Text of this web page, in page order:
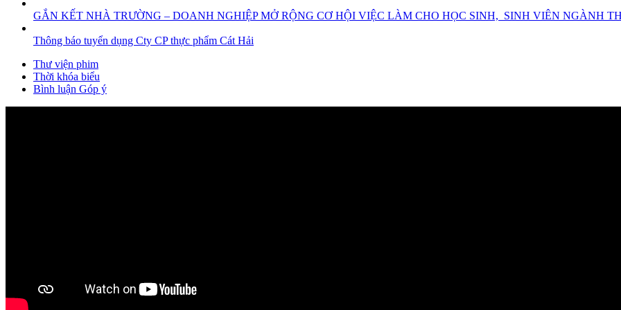
GẮN KẾT NHÀ TRƯỜNG – DOANH NGHIỆP MỞ RỘNG CƠ HỘI VIỆC LÀM CHO HỌC SINH, SINH VIÊN NGÀNH
Thông báo tuyển dụng Cty CP thực phẩm Cát Hải
Thư viện phim
Thời khóa biểu
Bình luận Góp ý